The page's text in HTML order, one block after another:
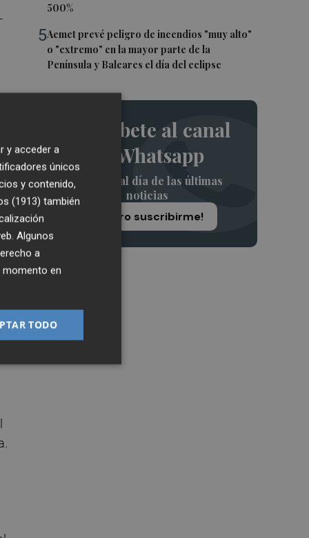
500%
5Aemet prevé peligro de incendios "muy alto"
o "extremo" en la mayor parte de la
Península y Baleares el día del eclipse
Suscríbete al canal
de Whatsapp
Siempre al día de las últimas
noticias
¡Quiero suscribirme!
y acceder a
únicos
y contenido,
(1913) también
Algunos
a
momento en
TODO